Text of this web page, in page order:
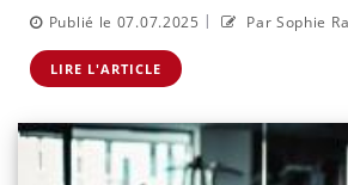
Publié le 07.07.2025 | Par Sophie
LIRE L'ARTICLE